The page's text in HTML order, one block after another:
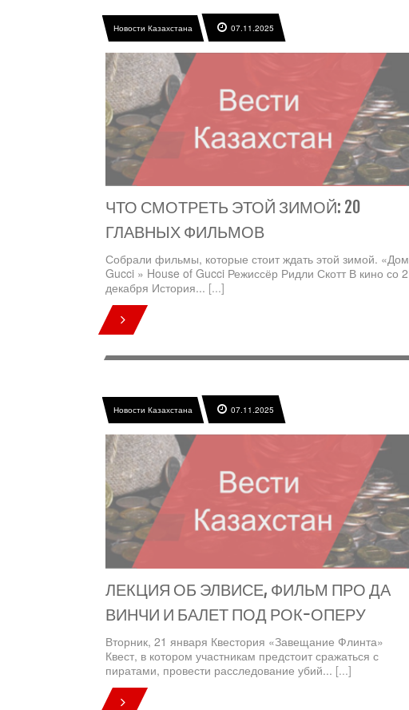
Новости Казахстана 07.11.2025
ЧТО СМОТРЕТЬ ЭТОЙ ЗИМОЙ: 20
ГЛАВНЫХ ФИЛЬМОВ
Собрали фильмы, которые стоит ждать этой зимой. «Дом
Gucci » House of Gucci Режиссёр Ридли Скотт В кино со 2
декабря История... [...]
Новости Казахстана 07.11.2025
ЛЕКЦИЯ ОБ ЭЛВИСЕ, ФИЛЬМ ПРО ДА
ВИНЧИ И БАЛЕТ ПОД РОК-ОПЕРУ
Вторник, 21 января Квестория «Завещание Флинта»
Квест, в котором участникам предстоит сражаться с
пиратами, провести расследование убий... [...]